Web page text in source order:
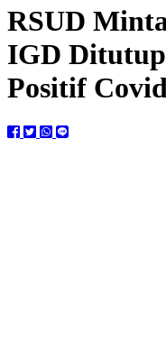
RSUD
IGD
Positif